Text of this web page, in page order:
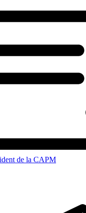
de la CAPM